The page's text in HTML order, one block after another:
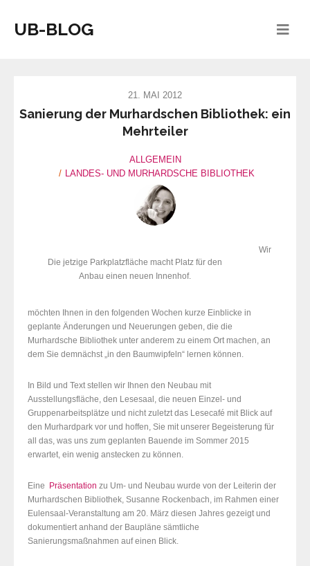
UB-BLOG
21. MAI 2012
Sanierung der Murhardschen Bibliothek: ein
Mehrteiler
ALLGEMEIN
LANDES- UND MURHARDSCHE BIBLIOTHEK
Die jetzige Parkplatzfläche macht Platz für den
Anbau einen neuen Innenhof.
Wir
möchten Ihnen in den folgenden Wochen kurze Einblicke in
geplante Änderungen und Neuerungen geben, die die
Murhardsche Bibliothek unter anderem zu einem Ort machen, an
dem Sie demnächst „in den Baumwipfeln“ lernen können.
In Bild und Text stellen wir Ihnen den Neubau mit
Ausstellungsfläche, den Lesesaal , die neuen Einzel- und
Gruppenarbeitsplätze und nicht zuletzt das Lesecafé mit Blick auf
den Murhardpark vor und hoffen, Sie mit unserer Begeisterung für
all das, was uns zum geplanten Bauende im Sommer 2015
erwartet, ein wenig anstecken zu können.
Eine Präsentation zu Um- und Neubau wurde von der Leiterin der
Murhardschen Bibliothek, Susanne Rockenbach, im Rahmen einer
Eulensaal-Veranstaltung am 20. März diesen Jahres gezeigt und
dokumentiert anhand der Baupläne sämtliche
Sanierungsmaßnahmen auf einen Blick.